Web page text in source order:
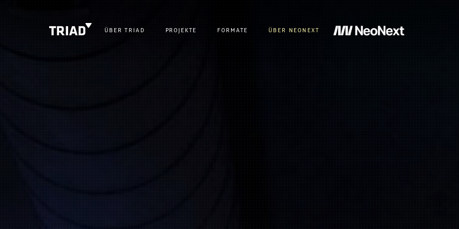
ÜBER TRIAD PROJEKTE FORMATE ÜBER NEONEXT